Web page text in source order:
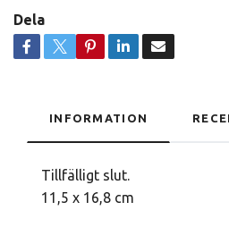
Dela
INFORMATION
Tillfälligt slut.
11,5 x 16,8 cm